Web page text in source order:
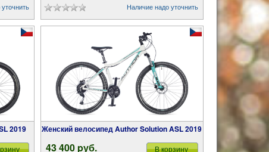
Наличие надо уточнить
2019 Женский велосипед Author Solution ASL 2019
43 400 pуб. В корзину